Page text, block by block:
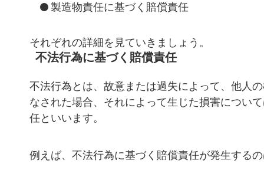
製造物責任に基づく賠償責任
それぞれの詳細を見ていきましょう。
不法行為に基づく賠償責任
不法行為とは、故意または過失によって、他人
なされた場合、それによって生じた損害につい
任といいます。
例えば、不法行為に基づく賠償責任が発生する